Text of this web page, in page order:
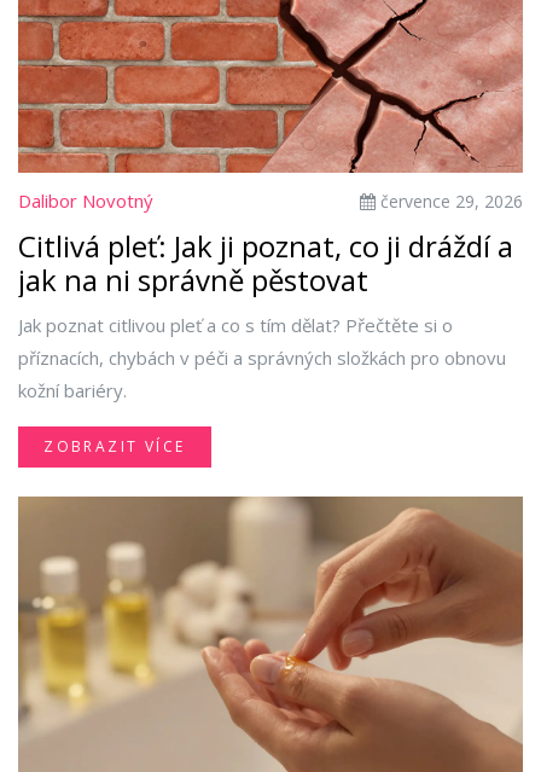
Dalibor Novotný července 29, 2026
Citlivá pleť: Jak ji poznat, co ji dráždí a
jak na ni správně pěstovat
Jak poznat citlivou pleť a co s tím dělat? Přečtěte si o
příznacích, chybách v péči a správných složkách pro obnovu
kožní bariéry.
ZOBRAZIT VÍCE